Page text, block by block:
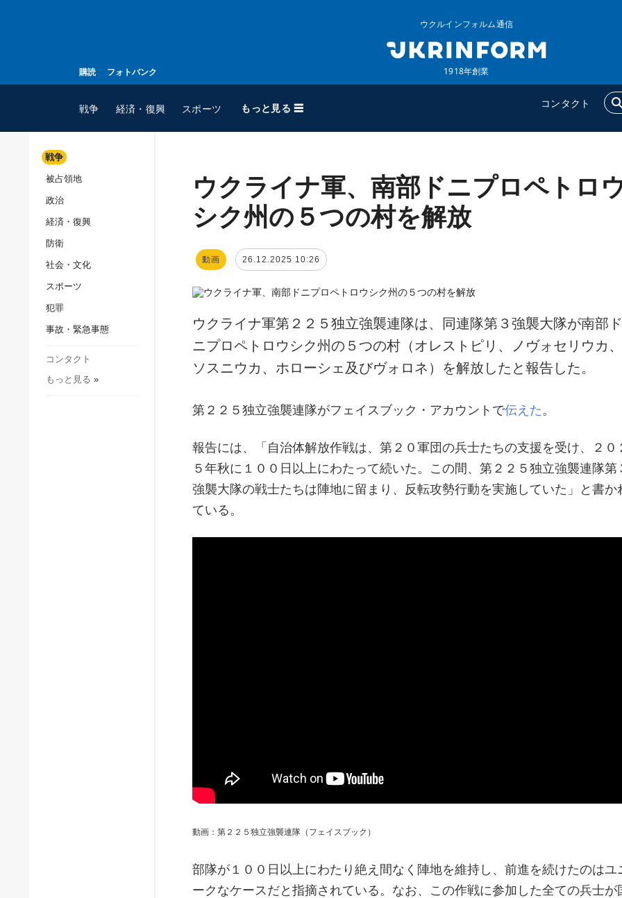
購読 フォトバンク
ウクルインフォルム通信
1918年創業
戦争 経済・復興 スポーツ もっと見る ☰ コンタクト
スポーツ
ウクルインフォルム
ウクルインフォルムについ
て
追加
戦争
被占領地
政治
経済・復興
防衛
社会・文化
スポーツ
犯罪
事故・緊急事態
コンタクト
もっと見る »
ウクライナ軍、南部ドニプロペトロ
シク州の５つの村を解放
動画 26.12.2025 10:26
ウクライナ軍第２２５独立強襲連隊は、同連隊第３強襲大隊が南部ド
ニプロペトロウシク州の５つの村（オレストピリ、ノヴォセリウカ、
ソスニウカ、ホローシェ及びヴォロネ）を解放したと報告した。
第２２５独立強襲連隊がフェイスブック・アカウントで伝えた 。
報告には、「自治体解放作戦は、第２０軍団の兵士たちの支援を受け、２０
５年秋に１００日以上にわたって続いた。この間、第２２５独立強襲連隊第
強襲大隊の戦士たちは陣地に留まり、反転攻勢行動を実施していた」と書か
ている。
動画：第２２５独立強襲連隊（フェイスブック）
部隊が１００日以上にわたり絶え間なく陣地を維持し、前進を続けたのはユ
ークなケースだと指摘されている。なお、この作戦に参加した全ての兵士が